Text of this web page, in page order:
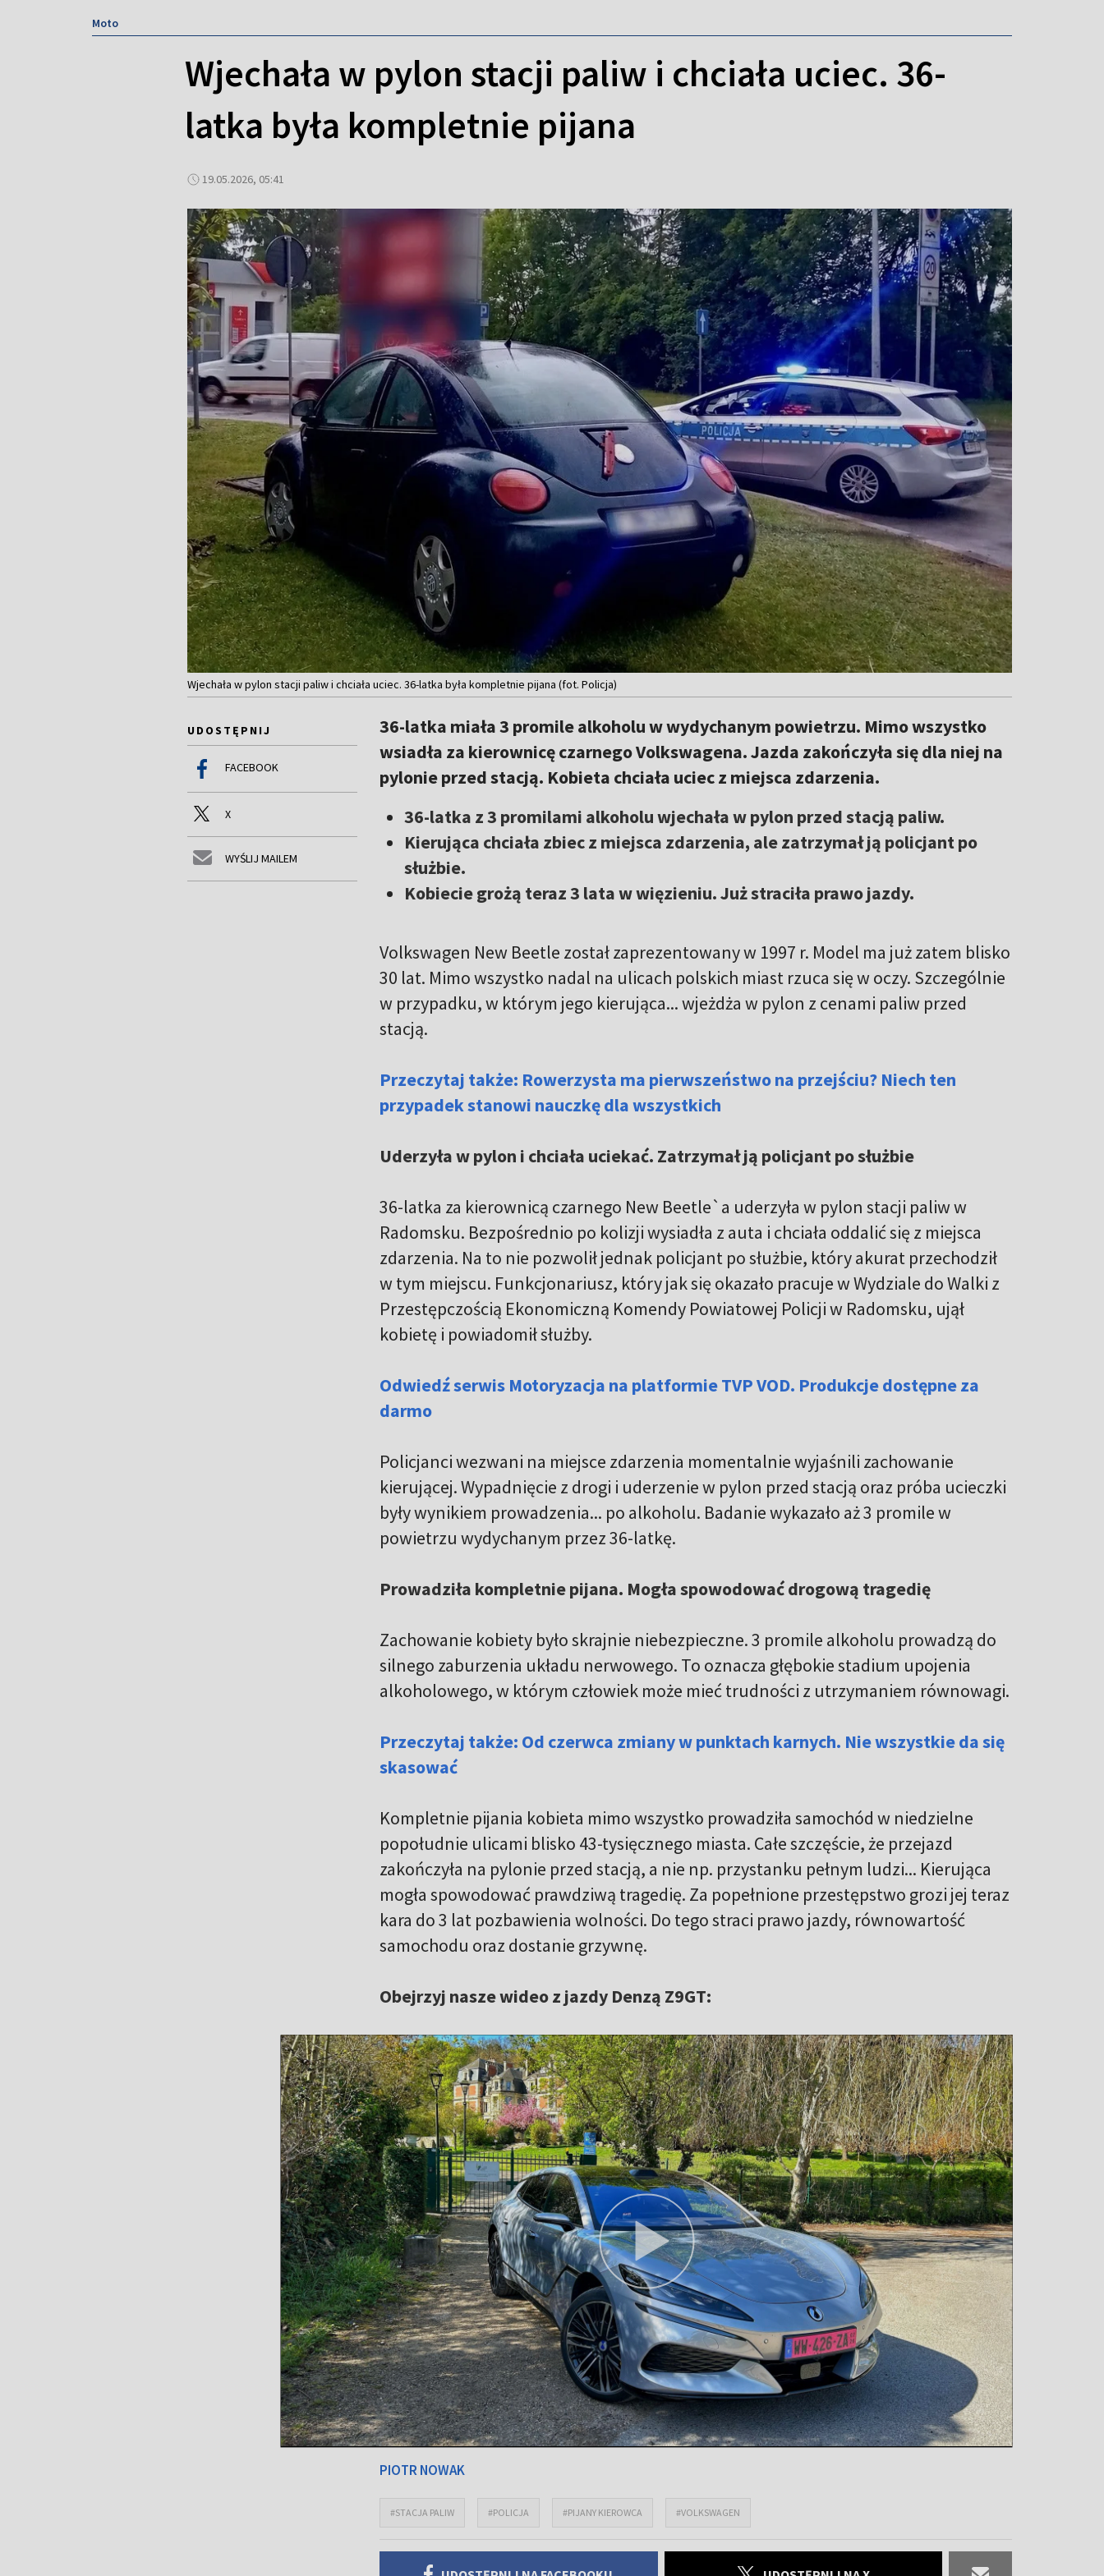
Moto
Wjechała w pylon stacji paliw i chciała uciec. 36-
latka była kompletnie pijana
19.05.2026, 05:41
Wjechała w pylon stacji paliw i chciała uciec. 36-latka była kompletnie pijana (fot. Policja)
UDOSTĘPNIJ
FACEBOOK
X
WYŚLIJ MAILEM
36-latka miała 3 promile alkoholu w wydychanym powietrzu. Mimo wszystko
wsiadła za kierownicę czarnego Volkswagena. Jazda zakończyła się dla niej na
pylonie przed stacją. Kobieta chciała uciec z miejsca zdarzenia.
36-latka z 3 promilami alkoholu wjechała w pylon przed stacją paliw.
Kierująca chciała zbiec z miejsca zdarzenia, ale zatrzymał ją policjant po
służbie.
Kobiecie grożą teraz 3 lata w więzieniu. Już straciła prawo jazdy.
Volkswagen New Beetle został zaprezentowany w 1997 r. Model ma już zatem blisko
30 lat. Mimo wszystko nadal na ulicach polskich miast rzuca się w oczy. Szczególnie
w przypadku, w którym jego kierująca... wjeżdża w pylon z cenami paliw przed
stacją.
Przeczytaj także: Rowerzysta ma pierwszeństwo na przejściu? Niech ten
przypadek stanowi nauczkę dla wszystkich
Uderzyła w pylon i chciała uciekać. Zatrzymał ją policjant po służbie
36-latka za kierownicą czarnego New Beetle`a uderzyła w pylon stacji paliw w
Radomsku. Bezpośrednio po kolizji wysiadła z auta i chciała oddalić się z miejsca
zdarzenia. Na to nie pozwolił jednak policjant po służbie, który akurat przechodził
w tym miejscu. Funkcjonariusz, który jak się okazało pracuje w Wydziale do Walki z
Przestępczością Ekonomiczną Komendy Powiatowej Policji w Radomsku, ujął
kobietę i powiadomił służby.
Odwiedź serwis Motoryzacja na platformie TVP VOD. Produkcje dostępne za
darmo
Policjanci wezwani na miejsce zdarzenia momentalnie wyjaśnili zachowanie
kierującej. Wypadnięcie z drogi i uderzenie w pylon przed stacją oraz próba ucieczki
były wynikiem prowadzenia... po alkoholu. Badanie wykazało aż 3 promile w
powietrzu wydychanym przez 36-latkę.
Prowadziła kompletnie pijana. Mogła spowodować drogową tragedię
Zachowanie kobiety było skrajnie niebezpieczne. 3 promile alkoholu prowadzą do
silnego zaburzenia układu nerwowego. To oznacza głębokie stadium upojenia
alkoholowego, w którym człowiek może mieć trudności z utrzymaniem równowagi.
Przeczytaj także: Od czerwca zmiany w punktach karnych. Nie wszystkie da się
skasować
Kompletnie pijania kobieta mimo wszystko prowadziła samochód w niedzielne
popołudnie ulicami blisko 43-tysięcznego miasta. Całe szczęście, że przejazd
zakończyła na pylonie przed stacją, a nie np. przystanku pełnym ludzi... Kierująca
mogła spowodować prawdziwą tragedię. Za popełnione przestępstwo grozi jej teraz
kara do 3 lat pozbawienia wolności. Do tego straci prawo jazdy, równowartość
samochodu oraz dostanie grzywnę.
Obejrzyj nasze wideo z jazdy Denzą Z9GT:
PIOTR NOWAK
#STACJA PALIW #POLICJA #PIJANY KIEROWCA #VOLKSWAGEN